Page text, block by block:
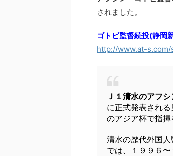
されました。
ゴトビ監督続投(静岡
http://www.at-
Ｊ１清水のアフ
に正式発表され
のアジア杯で指揮
清水の歴代外国
では、１９９６